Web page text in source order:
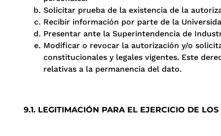
Solicitar prueba de la existencia de la
Recibir información por parte de la
Presentar ante la Superintendencia de
Modificar o revocar la autorización y/o
constitucionales y legales vigentes. Este
relativas a la permanencia del dato.
9.1. LEGITIMACIÓN PARA EL EJERCICIO DE LOS